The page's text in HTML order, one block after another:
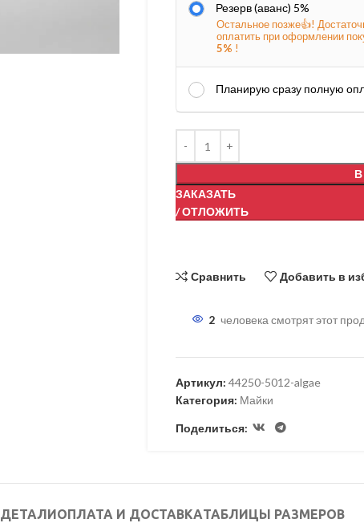
Резерв (аванс) 5%
Остальное позже👍!
оплатить при оформлении
5% !
Планирую сразу полную
ЗАКАЗАТЬ
/ ОТЛОЖИТЬ
Сравнить Добавить в
2 человека смотрят этот
Артикул: 44250-5012-algae
Категория: Майки
Поделиться:
ДЕТАЛИ ОПЛАТА И ДОСТАВКАТАБЛИЦЫ РАЗМЕРОВ